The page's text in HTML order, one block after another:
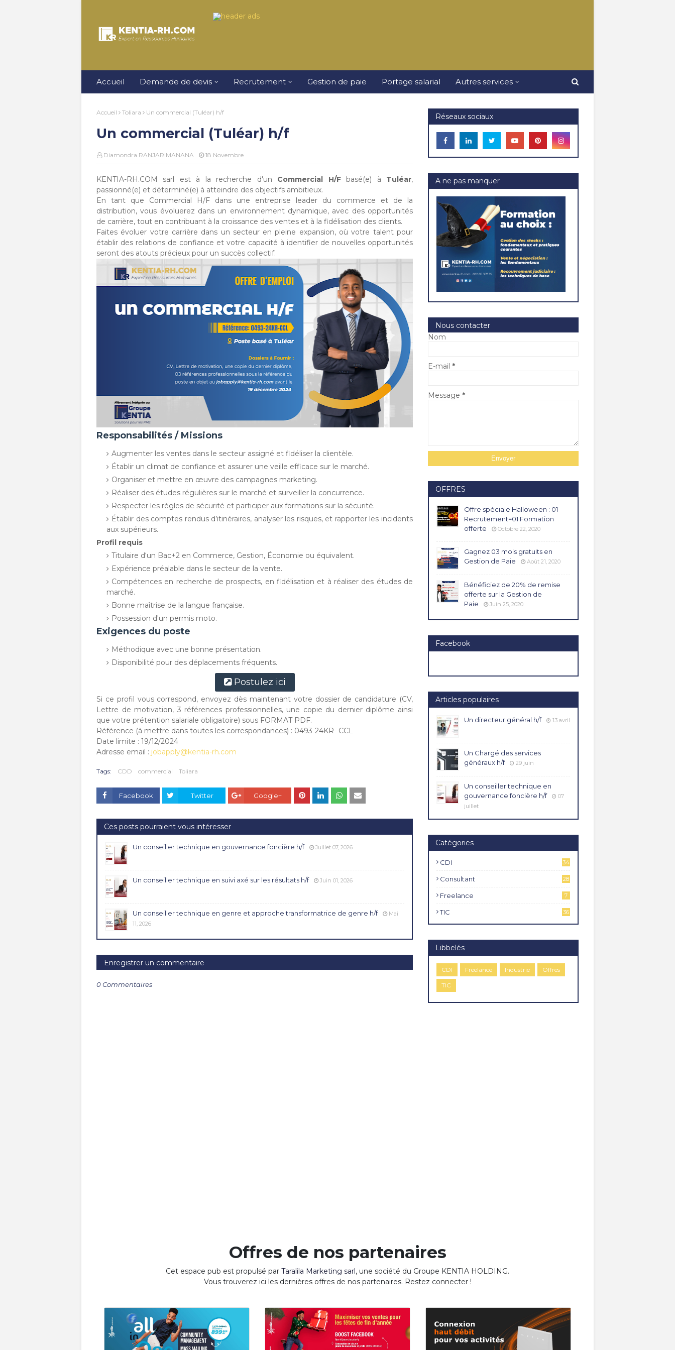
Accueil Demande de devis Recrutement Gestion de paie Portage salarial Autres services
Accueil Toliara Un commercial (Tuléar) h/f
Un commercial (Tuléar) h/f
Diamondra RANJARIMANANA 18 Novembre
KENTIA-RH.COM sarl est à la recherche d'un Commercial H/Fbasé(e) à Tuléar,
passionné(e) et déterminé(e) à atteindre des objectifs ambitieux.
En tant que Commercial H/F dans une entreprise leader du commerce et de la
distribution, vous évoluerez dans un environnement dynamique, avec des opportunités
de carrière, tout en contribuant à la croissance des ventes et à la fidélisation des clients.
Faites évoluer votre carrière dans un secteur en pleine expansion, où votre talent pour
établir des relations de confiance et votre capacité à identifier de nouvelles opportunités
seront des atouts précieux pour un succès collectif.
Responsabilités / Missions
Augmenter les ventes dans le secteur assigné et fidéliser la clientèle.
Établir un climat de confiance et assurer une veille efficace sur le marché.
Organiser et mettre en œuvre des campagnes marketing.
Réaliser des études régulières sur le marché et surveiller la concurrence.
Respecter les règles de sécurité et participer aux formations sur la sécurité.
Établir des comptes rendus d’itinéraires, analyser les risques, et rapporter les incidents
aux supérieurs.
Profil requis
Titulaire d‘un Bac+2 en Commerce, Gestion, Économie ou équivalent.
Expérience préalable dans le secteur de la vente.
Compétences en recherche de prospects, en fidélisation et à réaliser des études de
marché.
Bonne maîtrise de la langue française.
Possession d'un permis moto.
Exigences du poste
Méthodique avec une bonne présentation.
Disponibilité pour des déplacements fréquents.
Postulez ici
Si ce profil vous correspond, envoyez dès maintenant votre dossier de candidature (CV,
Lettre de motivation, 3 références professionnelles, une copie du dernier diplôme ainsi
que votre prétention salariale obligatoire) sous FORMAT PDF.
Référence (à mettre dans toutes les correspondances) : 0493-24KR- CCL
Date limite : 19/12/2024
Adresse email : jobapply@kentia-rh.com
Tags: CDD commercial Toliara
Facebook Twitter Google+
Ces posts pourraient vous intéresser
Un conseiller technique en gouvernance foncière h/f Juillet 07, 2026
Un conseiller technique en suivi axé sur les résultats h/f Juin 01, 2026
Un conseiller technique en genre et approche transformatrice de genre h/f
Mai
11, 2026
Enregistrer un commentaire
0 Commentaires
Réseaux sociaux
A ne pas manquer
Nous contacter
Nom
E-mail *
Message *
OFFRES
Offre spéciale Halloween : 01
Recrutement=01 Formation
offerte
Octobre 22, 2020
Gagnez 03 mois gratuits en
Gestion de Paie
Août 21, 2020
Bénéficiez de 20% de remise
offerte sur la Gestion de
Paie
Juin 25, 2020
Facebook
Articles populaires
Un directeur général h/f 13 avril
Un Chargé des services
généraux h/f
29 juin
Un conseiller technique en
gouvernance foncière h/f
07
juillet
Catégories
CDI
34
Consultant 28
Freelance 7
TIC 36
Libbelés
CDI Freelance Industrie Offres
TIC